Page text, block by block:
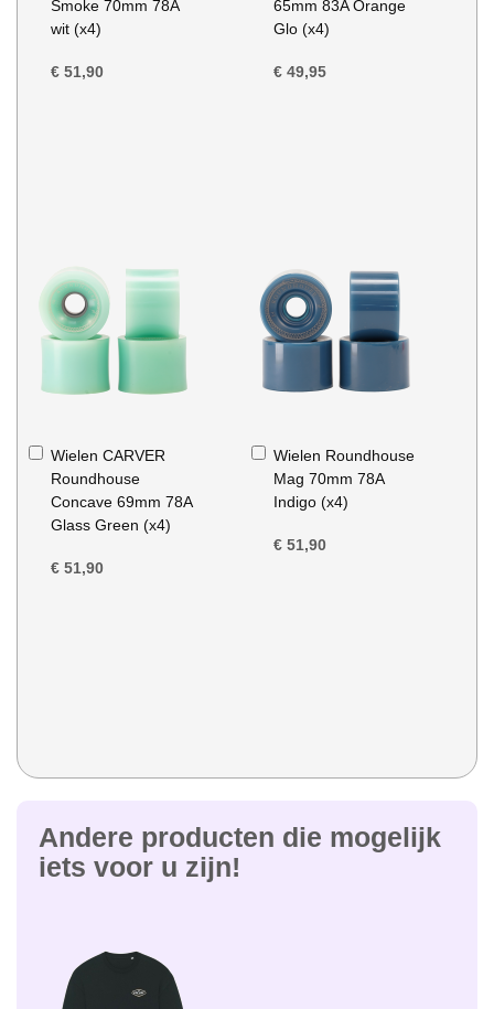
Smoke 70mm 78A
wit (x4)
€ 51,90
65mm 83A Orange
Glo (x4)
€ 49,95
Wielen CARVER
Roundhouse
Concave 69mm 78A
Glass Green (x4)
€ 51,90
In
Winkelwagen
Wielen Roundhouse
Mag 70mm 78A
Indigo (x4)
€ 51,90
In
Winkelwagen
Andere producten die mogelijk
iets voor u zijn!